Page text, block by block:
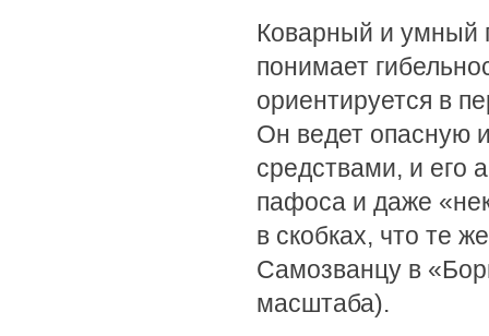
Коварный и умный
понимает
ориентируется в
Он ведет опасную
средствами, и его
пафоса и даже
в скобках, что те
Самозванцу в
масштаба).